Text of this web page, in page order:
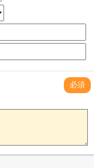
必須